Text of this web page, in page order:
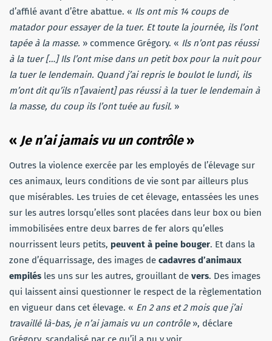
d’affilé avant d’être abattue. « Ils ont mis 14 coups de
matador pour essayer de la tuer. Et toute la journée, ils l’ont
tapée à la masse. » commence Grégory. « Ils n’ont pas réussi
à la tuer […] Ils l’ont mise dans un petit box pour la nuit pour
la tuer le lendemain. Quand j’ai repris le boulot le lundi, ils
m’ont dit qu’ils n’[avaient] pas réussi à la tuer le lendemain à
la masse, du coup ils l’ont tuée au fusil. »
« Je n’ai jamais vu un contrôle»
Outres la violence exercée par les employés de l’élevage sur
ces animaux, leurs conditions de vie sont par ailleurs plus
que misérables. Les truies de cet élevage, entassées les unes
sur les autres lorsqu’elles sont placées dans leur box ou bien
immobilisées entre deux barres de fer alors qu’elles
nourrissent leurs petits, peuvent à peine bouger. Et dans la
zone d’équarrissage, des images de cadavres d’animaux
empilés les uns sur les autres, grouillant de vers. Des images
qui laissent ainsi questionner le respect de la règlementation
en vigueur dans cet élevage. « En 2 ans et 2 mois que j’ai
travaillé là-bas, je n’ai jamais vu un contrôle », déclare